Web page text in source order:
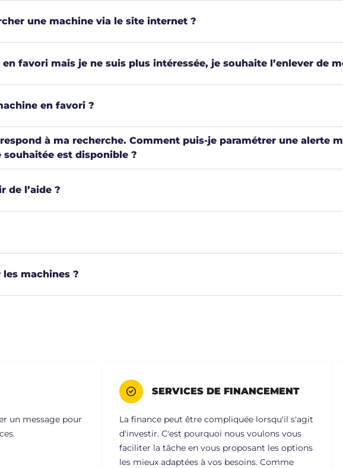
une machine via le site internet ?
favori mais je ne suis plus intéressée, je souhaite l’enlever de
en favori ?
à ma recherche. Comment puis-je paramétrer une alerte
est disponible ?
de l’aide ?
les machines ?
un message pour
SERVICES DE FINANCEMENT
La finance peut être compliquée lorsqu'il s'agit
d'investir. C'est pourquoi nous voulons vous
faciliter la tâche en vous proposant les options
les mieux adaptées à vos besoins. Comme